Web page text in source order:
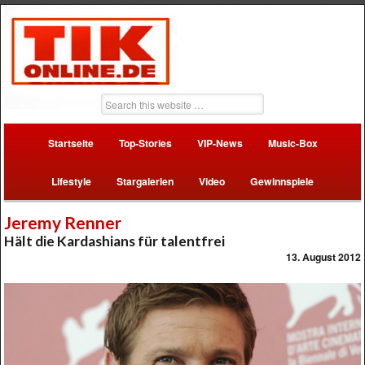
Startseite Top-Stories VIP-News Music-Box
Lifestyle Stargalerien Video Gewinnspiele
Jeremy Renner
Hält die Kardashians für talentfrei
13. August 2012